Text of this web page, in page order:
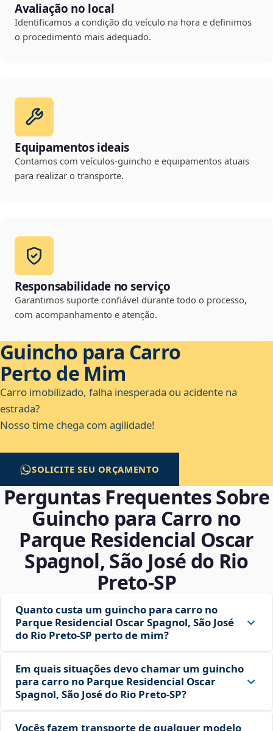
Avaliação no local
Identificamos a condição do veículo na hora e definimos
o procedimento mais adequado.
Equipamentos ideais
Contamos com veículos-guincho e equipamentos atuais
para realizar o transporte.
Responsabilidade no serviço
Garantimos suporte confiável durante todo o processo,
com acompanhamento e atenção.
Guincho para Carro
Perto de Mim
Carro imobilizado, falha inesperada ou acidente na
estrada?
Nosso time chega com agilidade!
SOLICITE SEU ORÇAMENTO
Perguntas Frequentes Sobre
Guincho para Carro no
Parque Residencial Oscar
Spagnol, São José do Rio
Preto‑SP
Quanto custa um guincho para carro no
Parque Residencial Oscar Spagnol, São José
do Rio Preto‑SP perto de mim?
Em quais situações devo chamar um guincho
para carro no Parque Residencial Oscar
Spagnol, São José do Rio Preto‑SP?
Vocês fazem transporte de qualquer modelo